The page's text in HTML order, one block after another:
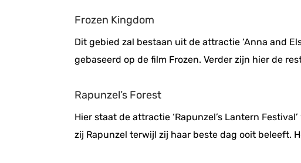
Frozen Kingdom
Dit gebied zal bestaan uit de attractie ‘Anna and
gebaseerd op de film Frozen. Verder zijn hier de
Rapunzel’s Forest
Hier staat de attractie ‘Rapunzel’s Lantern
zij Rapunzel terwijl zij haar beste dag ooit beleeft.